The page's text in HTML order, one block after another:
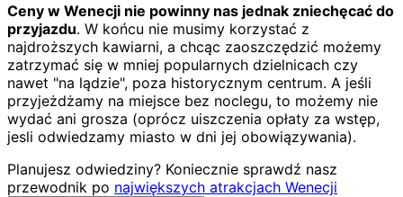
Ceny w Wenecji nie powinny nas jednak zniechęcać do
przyjazdu. W końcu nie musimy korzystać z
najdroższych kawiarni, a chcąc zaoszczędzić możemy
zatrzymać się w mniej popularnych dzielnicach czy
nawet "na lądzie", poza historycznym centrum. A jeśli
przyjeżdżamy na miejsce bez noclegu, to możemy nie
wydać ani grosza (oprócz uiszczenia opłaty za wstęp,
jesli odwiedzamy miasto w dni jej obowiązywania).
Planujesz odwiedziny? Koniecznie sprawdź nasz
przewodnik po największych atrakcjach Wenecji